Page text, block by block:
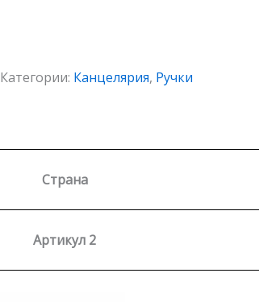
Категории: Канцелярия, Ручки
Страна
Артикул 2